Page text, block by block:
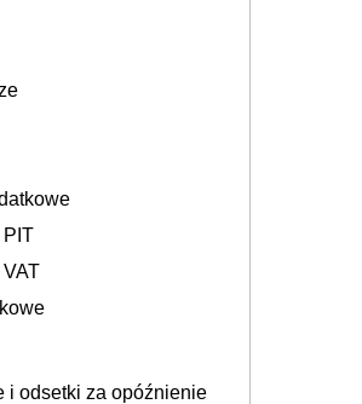
PIT
i odsetki za opóźnienie